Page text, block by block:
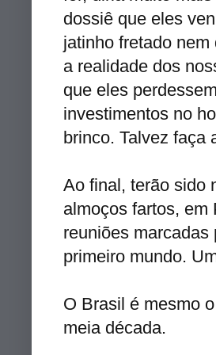
dossiê que eles
jatinho fretado nem
a realidade dos
que eles
investimentos no
brinco. Talvez faça
Ao final, terão sido
almoços fartos, em
reuniões marcadas
primeiro mundo.
O Brasil é mesmo
meia década.